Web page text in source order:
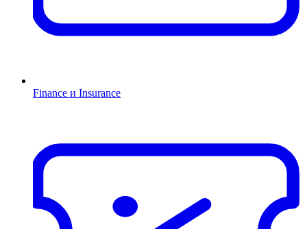
Finance и Insurance